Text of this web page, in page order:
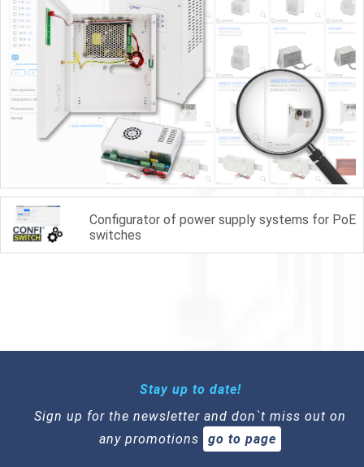
Configurator of power supply systems for PoE
switches
Stay up to date!
Sign up for the newsletter and don`t miss out on
any promotions
go to page